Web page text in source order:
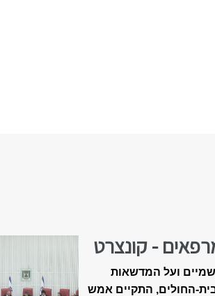
- קונצרט
ועל המדשאות
החולים, התקיים אמש